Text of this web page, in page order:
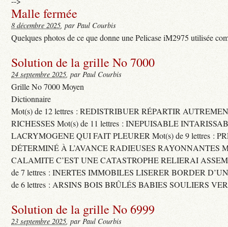
Malle fermée
8 décembre 2025, par Paul Courbis
Quelques photos de ce que donne une Pelicase iM2975 utilisée
Solution de la grille No 7000
24 septembre 2025, par Paul Courbis
Grille No 7000 Moyen
Dictionnaire
Mot(s) de 12 lettres : REDISTRIBUER RÉPARTIR
RICHESSES Mot(s) de 11 lettres : INEPUISABLE
LACRYMOGENE QUI FAIT PLEURER Mot(s) de 9 lettres :
DÉTERMINÉ À L’AVANCE RADIEUSES RAYONNANTES
CALAMITE C’EST UNE CATASTROPHE RELIERAI
de 7 lettres : INERTES IMMOBILES LISERER BORDER
de 6 lettres : ARSINS BOIS BRÛLÉS BABIES SOULIERS
Solution de la grille No 6999
23 septembre 2025, par Paul Courbis